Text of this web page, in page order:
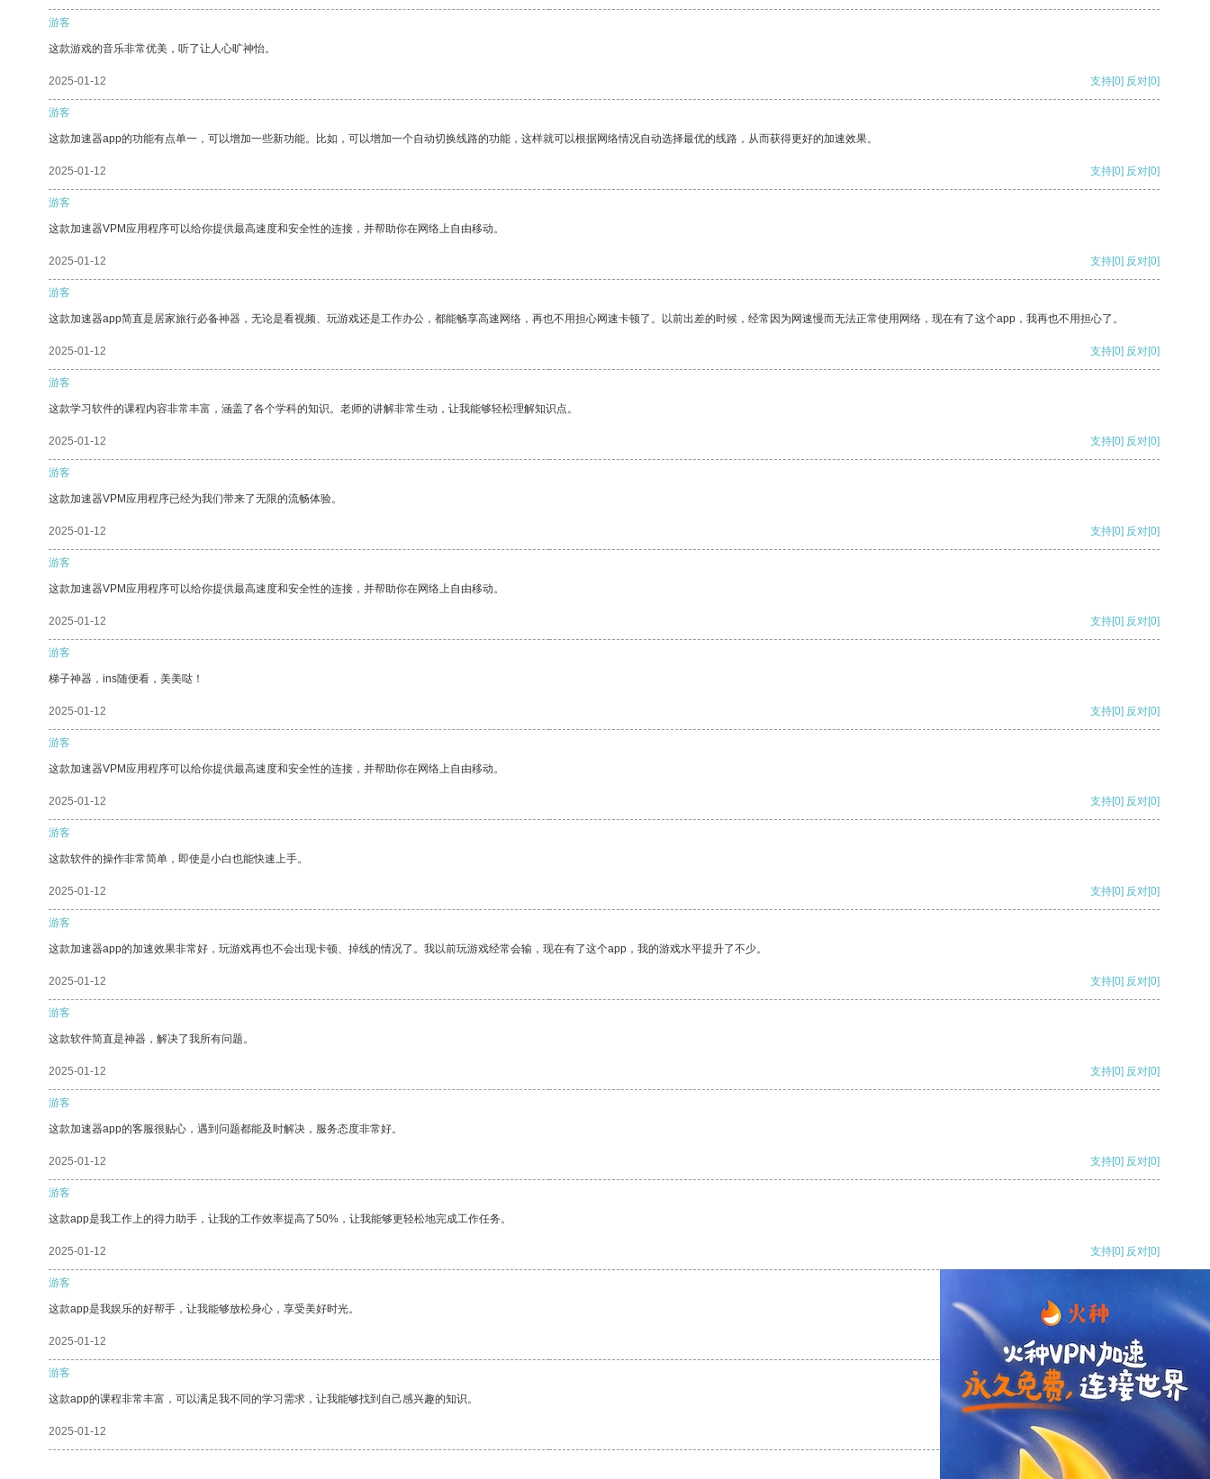
游客
这款游戏的音乐非常优美，听了让人心旷神怡。
2025-01-12 支持[0] 反对[0]
游客
这款加速器app的功能有点单一，可以增加一些新功能。比如，可以增加一个自动切换线路的功能，这样就可以根据网络情况自动选择最优的线路，从而获得更好的加速效果。
2025-01-12 支持[0] 反对[0]
游客
这款加速器VPM应用程序可以给你提供最高速度和安全性的连接，并帮助你在网络上自由移动。
2025-01-12 支持[0] 反对[0]
游客
这款加速器app简直是居家旅行必备神器，无论是看视频、玩游戏还是工作办公，都能畅享高速网络，再也不用担心网速卡顿了。以前出差的时候，经常因为网速慢而无法正常使用网络，现在有了这个app，我再也不用担心了。
2025-01-12 支持[0] 反对[0]
游客
这款学习软件的课程内容非常丰富，涵盖了各个学科的知识。老师的讲解非常生动，让我能够轻松理解知识点。
2025-01-12 支持[0] 反对[0]
游客
这款加速器VPM应用程序已经为我们带来了无限的流畅体验。
2025-01-12 支持[0] 反对[0]
游客
这款加速器VPM应用程序可以给你提供最高速度和安全性的连接，并帮助你在网络上自由移动。
2025-01-12 支持[0] 反对[0]
游客
梯子神器，ins随便看，美美哒！
2025-01-12 支持[0] 反对[0]
游客
这款加速器VPM应用程序可以给你提供最高速度和安全性的连接，并帮助你在网络上自由移动。
2025-01-12 支持[0] 反对[0]
游客
这款软件的操作非常简单，即使是小白也能快速上手。
2025-01-12 支持[0] 反对[0]
游客
这款加速器app的加速效果非常好，玩游戏再也不会出现卡顿、掉线的情况了。我以前玩游戏经常会输，现在有了这个app，我的游戏水平提升了不少。
2025-01-12 支持[0] 反对[0]
游客
这款软件简直是神器，解决了我所有问题。
2025-01-12 支持[0] 反对[0]
游客
这款加速器app的客服很贴心，遇到问题都能及时解决，服务态度非常好。
2025-01-12 支持[0] 反对[0]
游客
这款app是我工作上的得力助手，让我的工作效率提高了50%，让我能够更轻松地完成工作任务。
2025-01-12 支持[0] 反对[0]
游客
这款app是我娱乐的好帮手，让我能够放松身心，享受美好时光。
2025-01-12 支持 反对
游客
这款app的课程非常丰富，可以满足我不同的学习需求，让我能够找到自己感兴趣的知识。
2025-01-12 [0]